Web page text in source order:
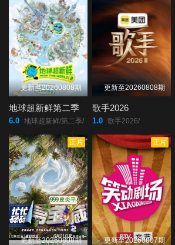
更新至20260808期
地球超新鲜第二季
6.0 地球超新鲜/第二季/
更新至20260808期
歌手2026
1.0 歌手2026/
正片
更新至20260808期
正片
更新至20260807期